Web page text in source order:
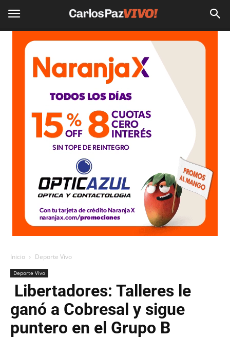
Inicio Deporte Vivo
Deporte Vivo
Libertadores: Talleres le
ganó a Cobresal y sigue
puntero en el Grupo B